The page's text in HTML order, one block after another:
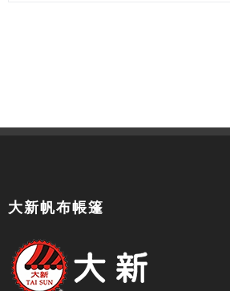
大新帆布帳篷